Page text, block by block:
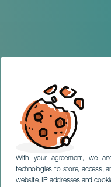
With your agreement, we
technologies to store, access,
website, IP addresses and
GRAN CANARIA